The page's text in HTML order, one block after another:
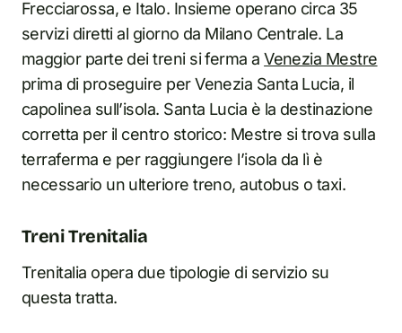
Frecciarossa, e Italo. Insieme operano circa 35
servizi diretti al giorno da Milano Centrale. La
maggior parte dei treni si ferma aVenezia Mestre
prima di proseguire per Venezia Santa Lucia, il
capolinea sull’isola. Santa Lucia è la destinazione
corretta per il centro storico: Mestre si trova sulla
terraferma e per raggiungere l’isola da lì è
necessario un ulteriore treno, autobus o taxi.
Treni Trenitalia
Trenitalia opera due tipologie di servizio su
questa tratta.